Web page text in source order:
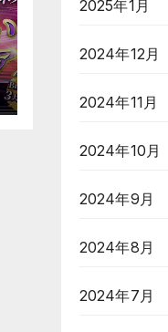
2025年1月
2024年12月
2024年11月
2024年10月
2024年9月
2024年8月
2024年7月